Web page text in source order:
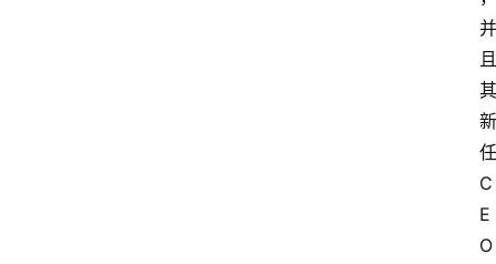
并
且
其
新
任
C
E
O